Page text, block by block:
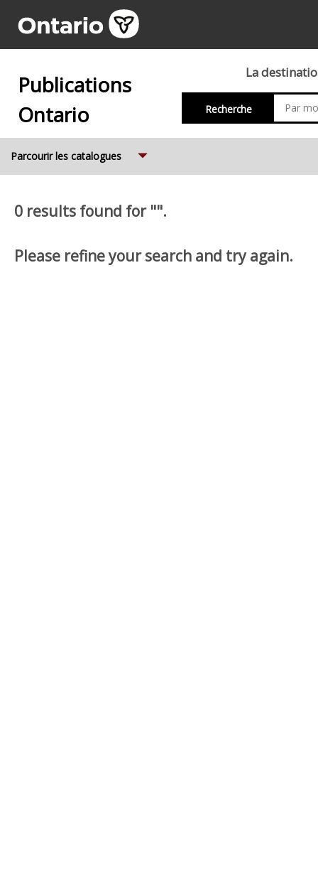
Publications
Ontario
La
Recherche
Parcourir les catalogues
0 results found for "".
Please refine your search and try again.